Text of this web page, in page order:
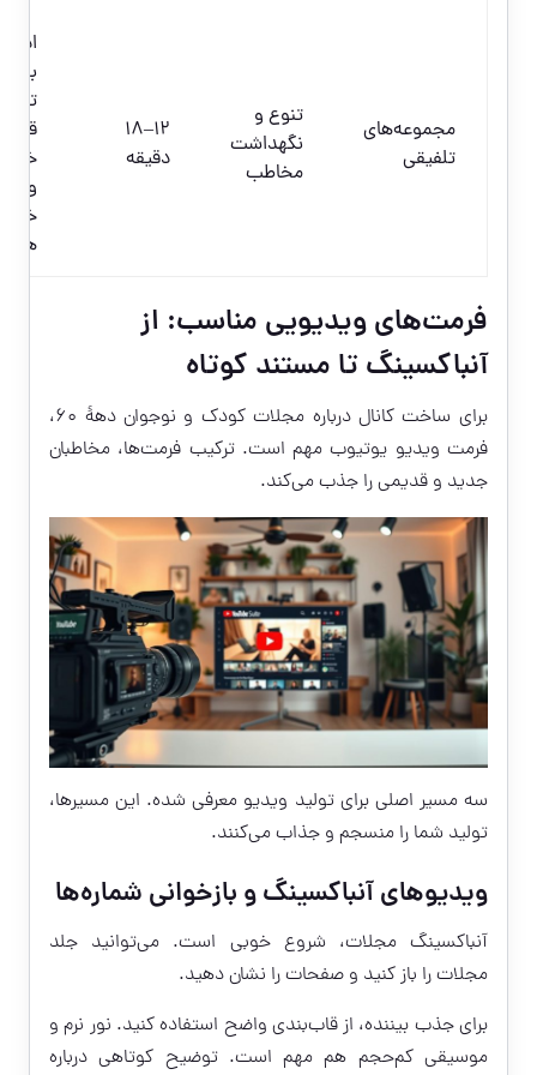
مجموعه‌های
تلفیقی
تنوع و
نگهداشت
مخاطب
12–18
دقیقه
و
هر
فرمت‌های ویدیویی مناسب: از
آنباکسینگ تا مستند کوتاه
برای ساخت کانال درباره مجلات کودک و نوجوان دههٔ ۶۰،
فرمت ویدیو یوتیوب مهم است. ترکیب فرمت‌ها، مخاطبان
جدید و قدیمی را جذب می‌کند.
سه مسیر اصلی برای تولید ویدیو معرفی شده. این مسیرها،
تولید شما را منسجم و جذاب می‌کنند.
ویدیوهای آنباکسینگ و بازخوانی شماره‌ها
آنباکسینگ مجلات، شروع خوبی است. می‌توانید جلد
مجلات را باز کنید و صفحات را نشان دهید.
برای جذب بیننده، از قاب‌بندی واضح استفاده کنید. نور نرم و
موسیقی کم‌حجم هم مهم است. توضیح کوتاهی درباره